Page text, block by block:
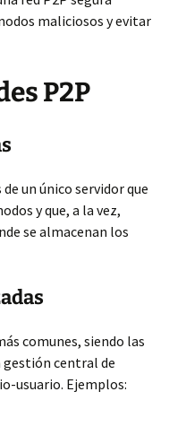
maliciosos y evitar
P2P
un único servidor que
y que, a la vez,
se almacenan los
comunes, siendo las
gestión central de
usuario. Ejemplos: